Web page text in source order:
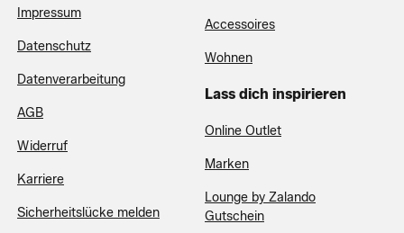
Impressum
Datenschutz
Datenverarbeitung
AGB
Widerruf
Karriere
Sicherheitslücke melden
Accessoires
Wohnen
Lass dich inspirieren
Online Outlet
Marken
Lounge by Zalando
Gutschein